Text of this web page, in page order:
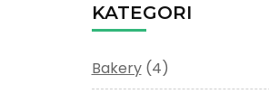
KATEGORI
Bakery(4)